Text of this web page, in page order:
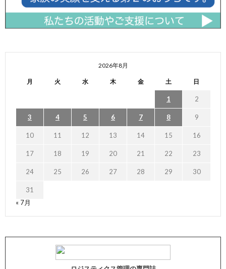
2026年8月
月 火 水 木 金 土 日
1 2
3 4 5 6 7 8 9
10 11 12 13 14 15 16
17 18 19 20 21 22 23
24 25 26 27 28 29 30
31
« 7月